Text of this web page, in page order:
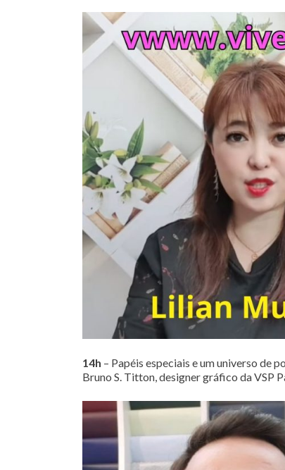
14h – Papéis especiais e um universo de
Bruno S. Titton, designer gráfico da VSP